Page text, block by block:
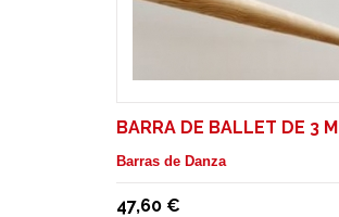
BARRA DE BALLET DE 3 M
Barras de Danza
47,60 €